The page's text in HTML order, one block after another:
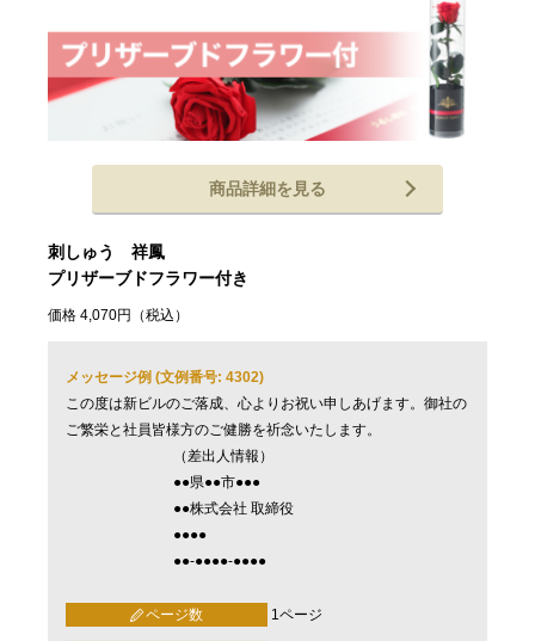
商品詳細を見る
刺しゅう 祥鳳
プリザーブドフラワー付き
価格 4,070円（税込）
メッセージ例 (文例番号: 4302)
この度は新ビルのご落成、心よりお祝い申しあげます。御社の
ご繁栄と社員皆様方のご健勝を祈念いたします。
（差出人情報）
●●県●●市●●●
●●株式会社 取締役
●●●●
●●-●●●●-●●●●
ページ数 1ページ